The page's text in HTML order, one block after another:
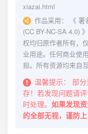
xiazai.html
作品采用：
《 署
(CC BY-NC-SA 4.0)
权均归原作者所有，
业用途。任何商业使
担。所有资源均来自
温馨提示：
部
存！若发现问题请
时处理。 如果发现
的全部无视，谨防上